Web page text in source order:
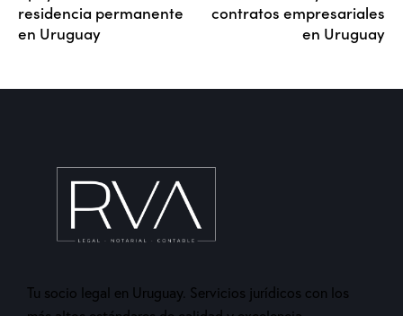
residencia permanente
en Uruguay
contratos empresariales
en Uruguay
Tu socio legal en Uruguay. Servicios jurídicos con los